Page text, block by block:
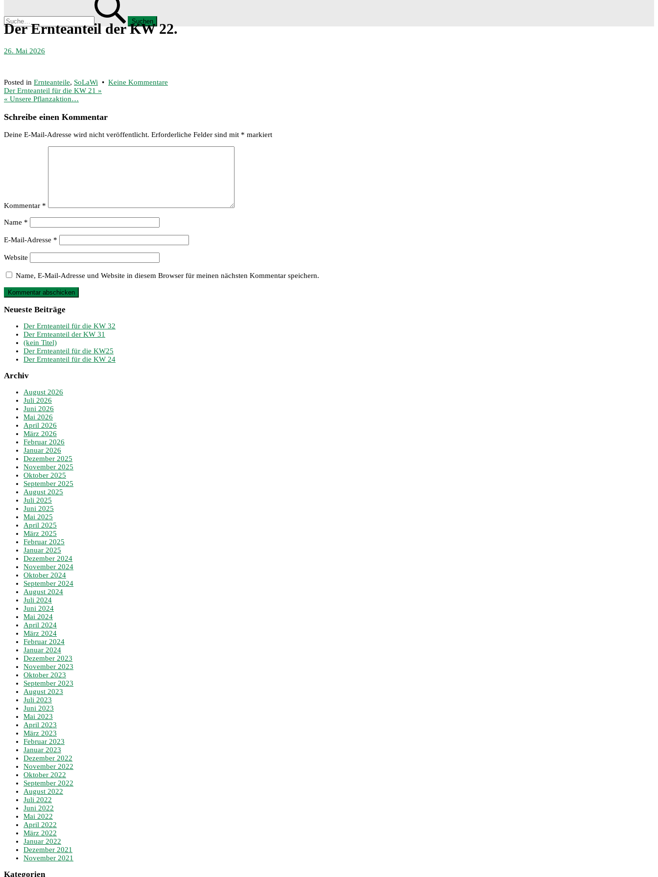
Der Ernteanteil der KW 22.
26. Mai 2026
Posted in Ernteanteile, SoLaWi • Keine Kommentare
Beitragsnavigation
Der Ernteanteil für die KW 21 »
« Unsere Pflanzaktion…
Schreibe einen Kommentar
Deine E-Mail-Adresse wird nicht veröffentlicht. Erforderliche Felder sind mit * markiert
Kommentar *
Name *
E-Mail-Adresse *
Website
Name, E-Mail-Adresse und Website in diesem Browser für meinen nächsten Kommentar speichern.
Neueste Beiträge
Der Ernteanteil für die KW 32
Der Ernteanteil der KW 31
(kein Titel)
Der Ernteanteil für die KW25
Der Ernteanteil für die KW 24
Archiv
August 2026
Juli 2026
Juni 2026
Mai 2026
April 2026
März 2026
Februar 2026
Januar 2026
Dezember 2025
November 2025
Oktober 2025
September 2025
August 2025
Juli 2025
Juni 2025
Mai 2025
April 2025
März 2025
Februar 2025
Januar 2025
Dezember 2024
November 2024
Oktober 2024
September 2024
August 2024
Juli 2024
Juni 2024
Mai 2024
April 2024
März 2024
Februar 2024
Januar 2024
Dezember 2023
November 2023
Oktober 2023
September 2023
August 2023
Juli 2023
Juni 2023
Mai 2023
April 2023
März 2023
Februar 2023
Januar 2023
Dezember 2022
November 2022
Oktober 2022
September 2022
August 2022
Juli 2022
Juni 2022
Mai 2022
April 2022
März 2022
Januar 2022
Dezember 2021
November 2021
Kategorien